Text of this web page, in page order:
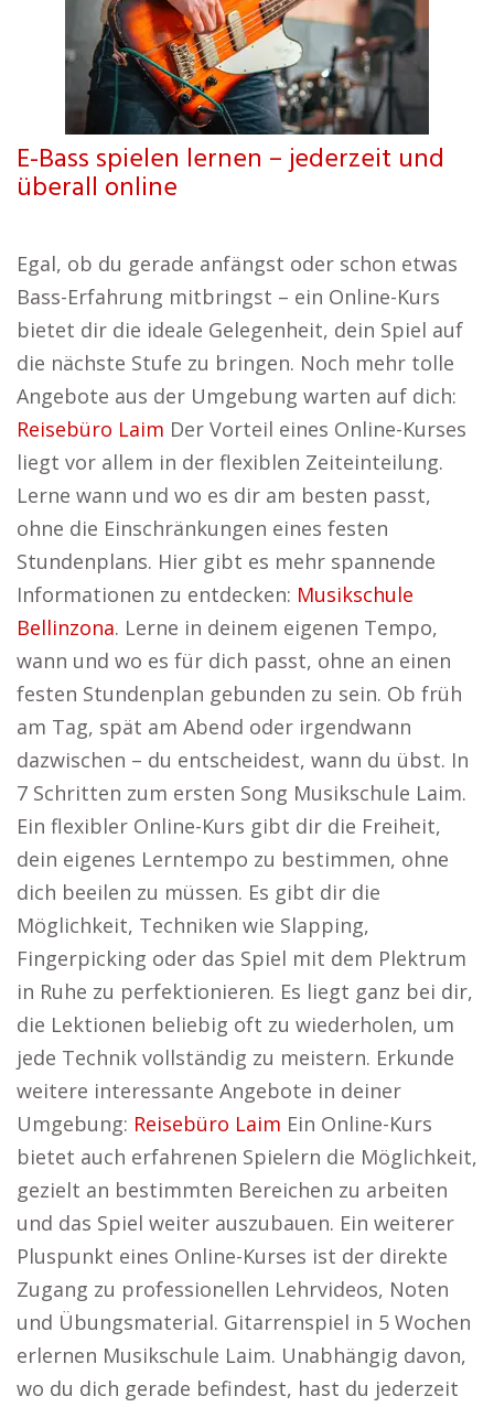
E-Bass spielen lernen – jederzeit und
überall online
Egal, ob du gerade anfängst oder schon etwas
Bass-Erfahrung mitbringst – ein Online-Kurs
bietet dir die ideale Gelegenheit, dein Spiel auf
die nächste Stufe zu bringen. Noch mehr tolle
Angebote aus der Umgebung warten auf dich:
Reisebüro Laim Der Vorteil eines Online-Kurses
liegt vor allem in der flexiblen Zeiteinteilung.
Lerne wann und wo es dir am besten passt,
ohne die Einschränkungen eines festen
Stundenplans. Hier gibt es mehr spannende
Informationen zu entdecken: Musikschule
Bellinzona. Lerne in deinem eigenen Tempo,
wann und wo es für dich passt, ohne an einen
festen Stundenplan gebunden zu sein. Ob früh
am Tag, spät am Abend oder irgendwann
dazwischen – du entscheidest, wann du übst. In
7 Schritten zum ersten Song Musikschule Laim.
Ein flexibler Online-Kurs gibt dir die Freiheit,
dein eigenes Lerntempo zu bestimmen, ohne
dich beeilen zu müssen. Es gibt dir die
Möglichkeit, Techniken wie Slapping,
Fingerpicking oder das Spiel mit dem Plektrum
in Ruhe zu perfektionieren. Es liegt ganz bei dir,
die Lektionen beliebig oft zu wiederholen, um
jede Technik vollständig zu meistern. Erkunde
weitere interessante Angebote in deiner
Umgebung: Reisebüro Laim Ein Online-Kurs
bietet auch erfahrenen Spielern die Möglichkeit,
gezielt an bestimmten Bereichen zu arbeiten
und das Spiel weiter auszubauen. Ein weiterer
Pluspunkt eines Online-Kurses ist der direkte
Zugang zu professionellen Lehrvideos, Noten
und Übungsmaterial. Gitarrenspiel in 5 Wochen
erlernen Musikschule Laim. Unabhängig davon,
wo du dich gerade befindest, hast du jederzeit